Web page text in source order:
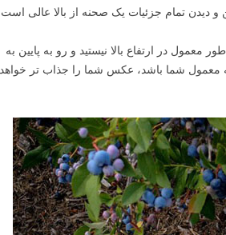
و دیدن تمام جزئیات یک صحنه از بالا عالی است.
در ارتفاع بالا نیستید و رو به پایین به
معمول شما باشد، عکس شما را جذاب تر خواهد